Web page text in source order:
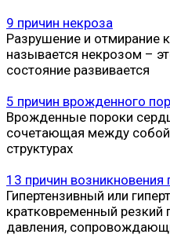
9 причин некроза
Разрушение и отмирание
называется некрозом –
состояние развивается
5 причин врожденного
Врожденные пороки
сочетающая между
структурах
13 причин возникновения
Гипертензивный или
кратковременный резкий
давления,